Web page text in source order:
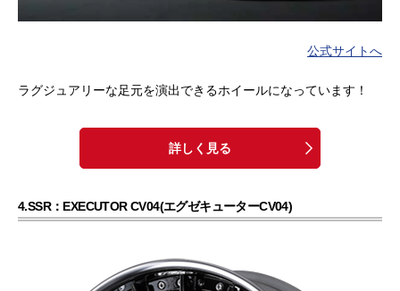
公式サイトへ
ラグジュアリーな足元を演出できるホイールになっています！
詳しく見る
4.SSR：EXECUTOR CV04(エグゼキューターCV04)